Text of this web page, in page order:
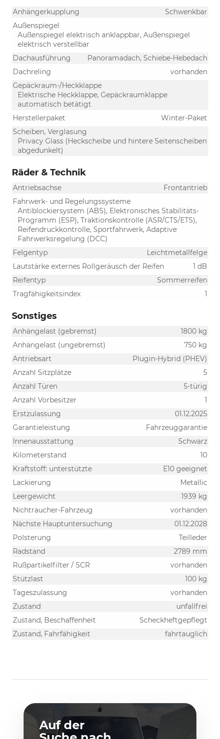
Anhängerkupplung
Schwenkbar
Außenspiegel
Außenspiegel elektrisch anklappbar, Außenspiegel
elektrisch verstellbar
Dachausführung
Panoramadach, Schiebe-Hebedach
Dachreling
vorhanden
Gepäckraum-/Heckklappe
Elektrische Heckklappe, Gepäckraumklappe
automatisch betätigt
Herstellerpaket
Winter-Paket
Scheiben, Verglasung
Privacy Glass (Heckscheibe und hintere Seitenscheiben
abgedunkelt)
Räder & Technik
Antriebsachse
Frontantrieb
Fahrwerk- und Regelungssysteme
Antiblockiersystem (ABS), Elektronisches Stabilitäts-
Programm (ESP), Traktionskontrolle (ASR/CTS/ETS),
Reifendruckkontrolle, Sportfahrwerk, Adaptive
Fahrwerksregelung (DCC)
Felgentyp
Leichtmetallfelge
Lautstärke externes Rollgeräusch der Reifen
1 dB
Reifentyp
Sommerreifen
Tragfähigkeitsindex
1
Sonstiges
Anhängelast (gebremst)
1800 kg
Anhängelast (ungebremst)
750 kg
Antriebsart
Plugin-Hybrid (PHEV)
Anzahl Sitzplätze
5
Anzahl Türen
5-türig
Anzahl Vorbesitzer
1
Erstzulassung
01.12.2025
Garantieleistung
Fahrzeuggarantie
Innenausstattung
Schwarz
Kilometerstand
10
Kraftstoff: unterstützte
E10 geeignet
Lackierung
Metallic
Leergewicht
1939 kg
Nichtraucher-Fahrzeug
vorhanden
Nächste Hauptuntersuchung
01.12.2028
Polsterung
Teilleder
Radstand
2789 mm
Rußpartikelfilter / SCR
vorhanden
Stützlast
100 kg
Tageszulassung
vorhanden
Zustand
unfallfrei
Zustand, Beschaffenheit
Scheckheftgepflegt
Zustand, Fahrfähigkeit
fahrtauglich
Auf der